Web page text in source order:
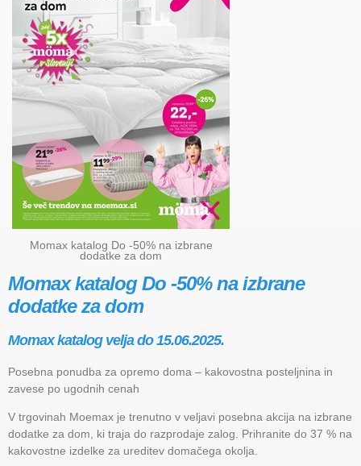
Momax katalog Do -50% na izbrane
dodatke za dom
Momax katalog Do -50% na izbrane
dodatke za dom
Momax katalog velja do 15.06.2025.
Posebna ponudba za opremo doma – kakovostna posteljnina in
zavese po ugodnih cenah
V trgovinah Moemax je trenutno v veljavi posebna akcija na izbrane
dodatke za dom, ki traja do razprodaje zalog. Prihranite do 37 % na
kakovostne izdelke za ureditev domačega okolja.